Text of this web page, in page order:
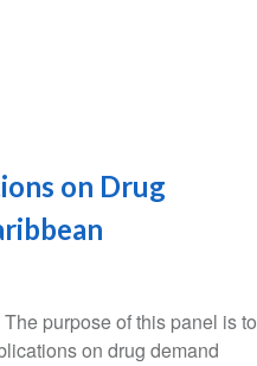
on Drug
purpose of this panel is to
on drug demand